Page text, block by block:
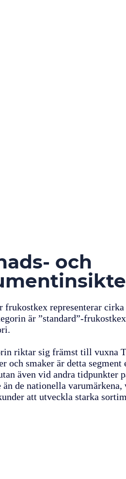
och
frukostkex representerar
är ”standard”-
riktar sig främst till vuxna
och smaker är detta
även vid andra tidpunkter
än de nationella
att utveckla starka